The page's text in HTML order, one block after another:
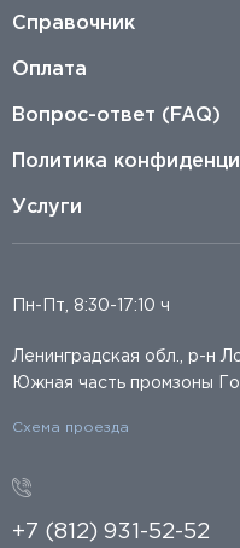
Справочник
Оплата
Вопрос-ответ (FAQ)
Политика
Услуги
Пн-Пт, 8:30-17:10 ч
Ленинградская обл., р-н
Южная часть промзоны
Схема проезда
+7 (812) 931-52-52